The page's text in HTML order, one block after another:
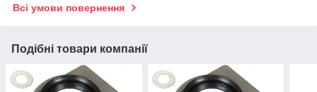
Всі умови повернення
Подібні товари компанії